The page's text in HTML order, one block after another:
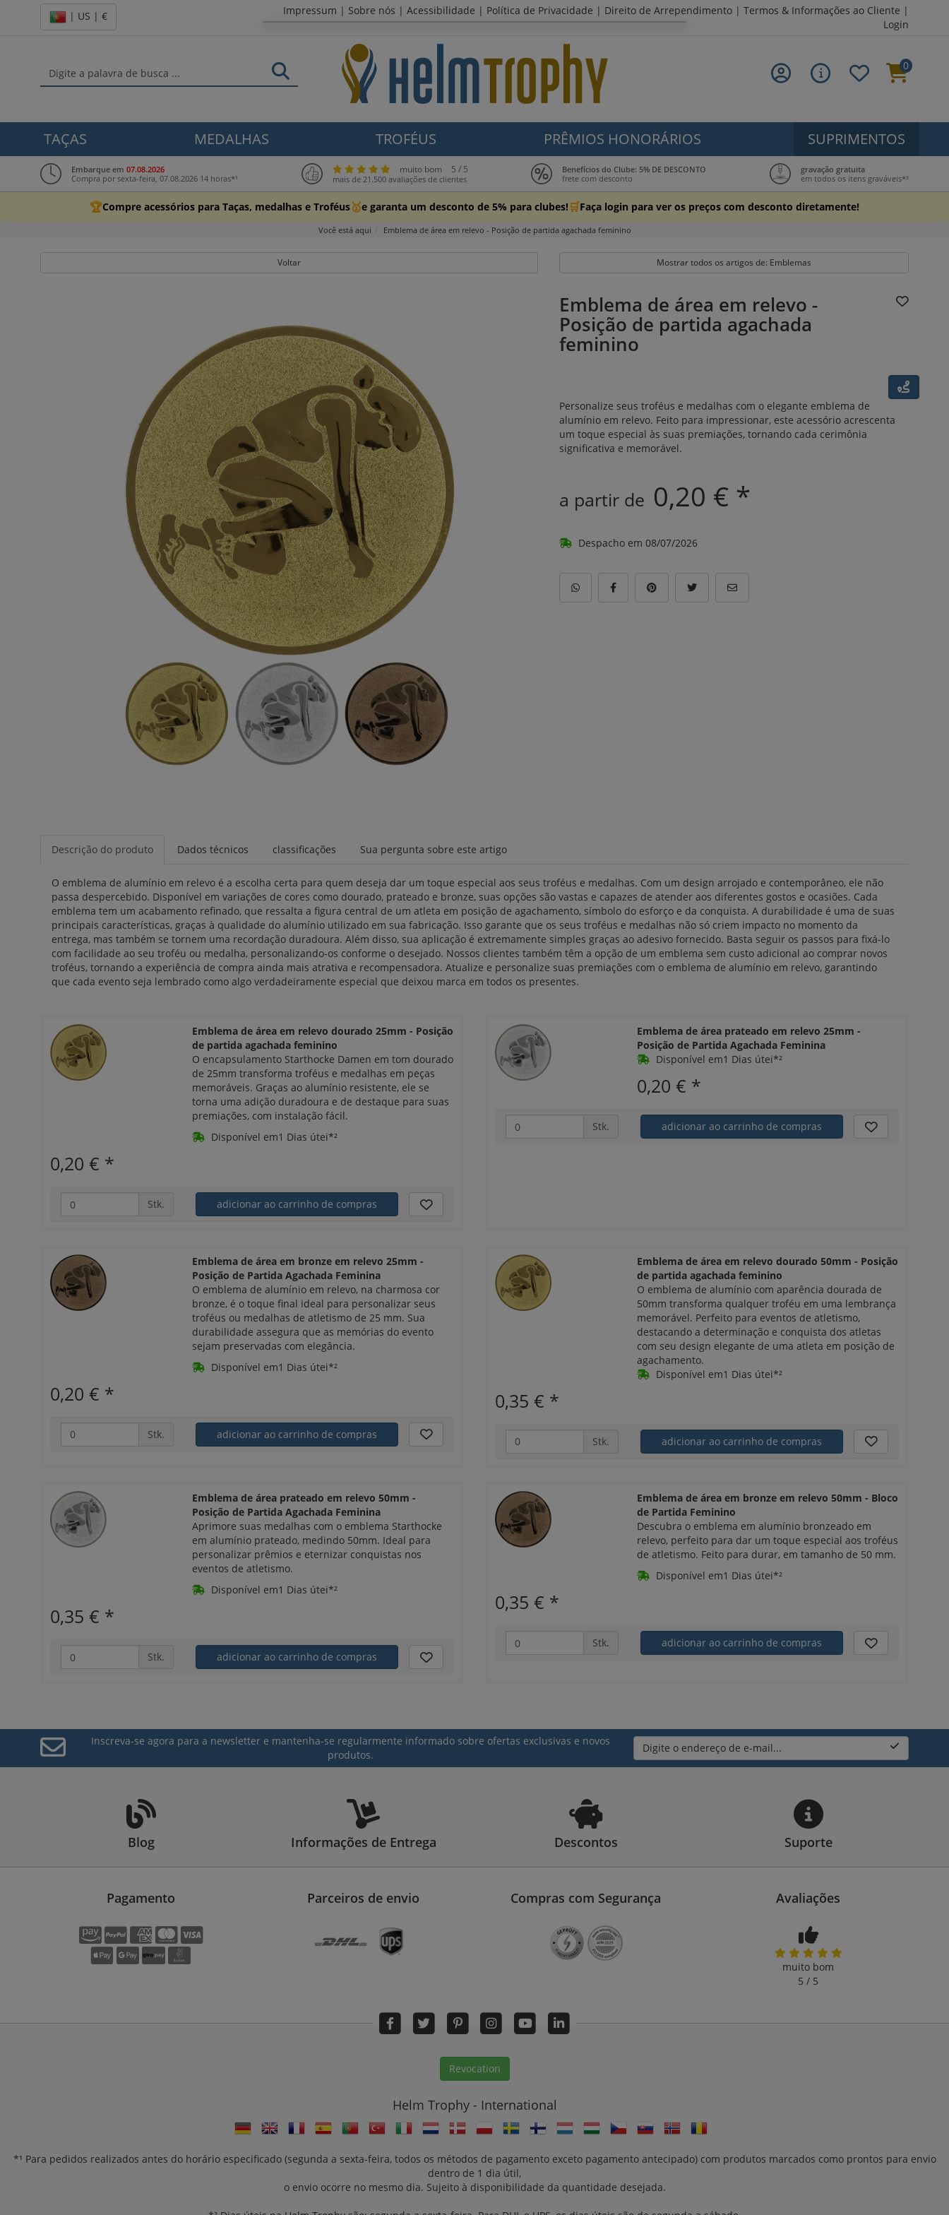
| US | € Impressum | Sobre nós | Acessibilidade | Política de Privacidade | Direito de Arrependimento | Termos & Informações ao Cliente |
Login
0
TAÇAS MEDALHAS TROFÉUS PRÊMIOS HONORÁRIOS SUPRIMENTOS
Embarque em 07.08.2026
Compra por sexta-feira, 07.08.2026 14 horas*¹
muito bom 5 / 5
mais de 21.500 avaliações de clientes
Benefícios do Clube: 5% DE DESCONTO
frete com desconto
gravação gratuita
em todos os itens graváveis*³
🏆Compre acessórios para Taças, medalhas e Troféus🥇e garanta um desconto de 5% para clubes! 🛒Faça login para ver os preços com desconto diretamente!
Você está aqui Emblema de área em relevo - Posição de partida agachada feminino
Voltar Mostrar todos os artigos de: Emblemas
Emblema de área em relevo -
Posição de partida agachada
feminino
Personalize seus troféus e medalhas com o elegante emblema de
alumínio em relevo. Feito para impressionar, este acessório acrescenta
um toque especial às suas premiações, tornando cada cerimônia
significativa e memorável.
a partir de 0,20 € *
Despacho em 08/07/2026
Descrição do produto Dados técnicos classificações Sua pergunta sobre este artigo
O emblema de alumínio em relevo é a escolha certa para quem deseja dar um toque especial aos seus troféus e medalhas. Com um design arrojado e contemporâneo, ele não
passa despercebido. Disponível em variações de cores como dourado, prateado e bronze, suas opções são vastas e capazes de atender aos diferentes gostos e ocasiões. Cada
emblema tem um acabamento refinado, que ressalta a figura central de um atleta em posição de agachamento, símbolo do esforço e da conquista. A durabilidade é uma de suas
principais características, graças à qualidade do alumínio utilizado em sua fabricação. Isso garante que os seus troféus e medalhas não só criem impacto no momento da
entrega, mas também se tornem uma recordação duradoura. Além disso, sua aplicação é extremamente simples graças ao adesivo fornecido. Basta seguir os passos para fixá-lo
com facilidade ao seu troféu ou medalha, personalizando-os conforme o desejado. Nossos clientes também têm a opção de um emblema sem custo adicional ao comprar novos
troféus, tornando a experiência de compra ainda mais atrativa e recompensadora. Atualize e personalize suas premiações com o emblema de alumínio em relevo, garantindo
que cada evento seja lembrado como algo verdadeiramente especial que deixou marca em todos os presentes.
Emblema de área em relevo dourado 25mm - Posição
de partida agachada feminino
O encapsulamento Starthocke Damen em tom dourado
de 25mm transforma troféus e medalhas em peças
memoráveis. Graças ao alumínio resistente, ele se
torna uma adição duradoura e de destaque para suas
premiações, com instalação fácil.
Disponível em1 Dias útei*²
0,20 € *
Stk. adicionar ao carrinho de compras
Emblema de área prateado em relevo 25mm -
Posição de Partida Agachada Feminina
Disponível em1 Dias útei*²
0,20 € *
Stk. adicionar ao carrinho de compras
Emblema de área em bronze em relevo 25mm -
Posição de Partida Agachada Feminina
O emblema de alumínio em relevo, na charmosa cor
bronze, é o toque final ideal para personalizar seus
troféus ou medalhas de atletismo de 25 mm. Sua
durabilidade assegura que as memórias do evento
sejam preservadas com elegância.
Disponível em1 Dias útei*²
0,20 € *
Stk. adicionar ao carrinho de compras
Emblema de área em relevo dourado 50mm - Posição
de partida agachada feminino
O emblema de alumínio com aparência dourada de
50mm transforma qualquer troféu em uma lembrança
memorável. Perfeito para eventos de atletismo,
destacando a determinação e conquista dos atletas
com seu design elegante de uma atleta em posição de
agachamento.
Disponível em1 Dias útei*²
0,35 € *
Stk. adicionar ao carrinho de compras
Emblema de área prateado em relevo 50mm -
Posição de Partida Agachada Feminina
Aprimore suas medalhas com o emblema Starthocke
em alumínio prateado, medindo 50mm. Ideal para
personalizar prêmios e eternizar conquistas nos
eventos de atletismo.
Disponível em1 Dias útei*²
0,35 € *
Stk. adicionar ao carrinho de compras
Emblema de área em bronze em relevo 50mm - Bloco
de Partida Feminino
Descubra o emblema em alumínio bronzeado em
relevo, perfeito para dar um toque especial aos troféus
de atletismo. Feito para durar, em tamanho de 50 mm.
Disponível em1 Dias útei*²
0,35 € *
Stk. adicionar ao carrinho de compras
Inscreva-se agora para a newsletter e mantenha-se regularmente informado sobre ofertas exclusivas e novos
produtos.
Digite o endereço de e-mail...
Blog Informações de Entrega Descontos Suporte
Pagamento Parceiros de envio Compras com Segurança Avaliações
muito bom
5 / 5
Revocation
Helm Trophy - International
*¹ Para pedidos realizados antes do horário especificado (segunda a sexta-feira, todos os métodos de pagamento exceto pagamento antecipado) com produtos marcados como prontos para envio
dentro de 1 dia útil,
o envio ocorre no mesmo dia. Sujeito à disponibilidade da quantidade desejada.